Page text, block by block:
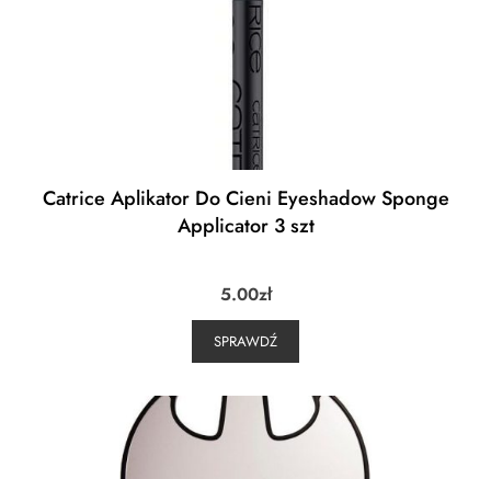
Catrice Aplikator Do Cieni Eyeshadow Sponge
Applicator 3 szt
5.00zł
SPRAWDŹ